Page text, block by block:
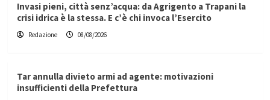
Invasi pieni, città senz’acqua: da Agrigento a Trapani la
crisi idrica è la stessa. E c’è chi invoca l’Esercito
Redazione 08/08/2026
Tar annulla divieto armi ad agente: motivazioni
insufficienti della Prefettura